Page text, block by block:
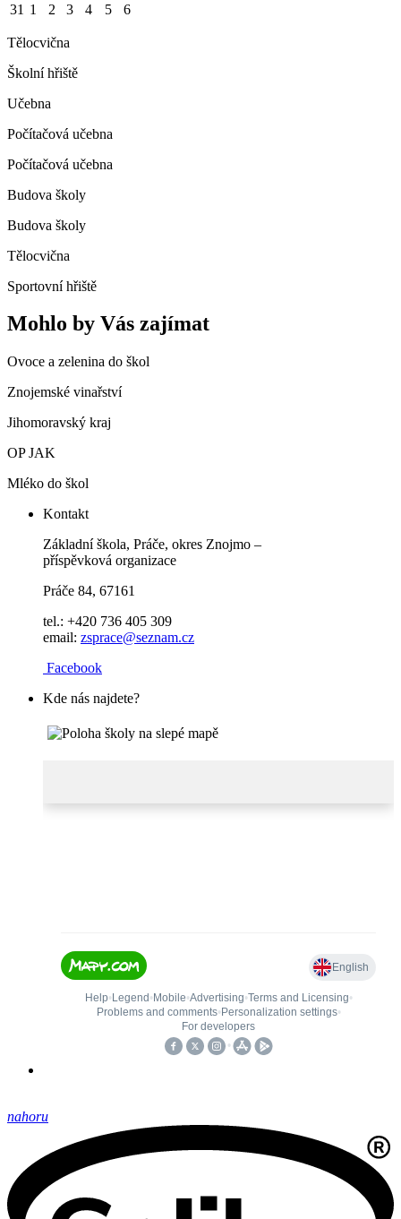
31 1 2 3 4 5 6
Tělocvična
Školní hřiště
Učebna
Počítačová učebna
Počítačová učebna
Budova školy
Budova školy
Tělocvična
Sportovní hřiště
Mohlo by Vás zajímat
Ovoce a zelenina do škol
Znojemské vinařství
Jihomoravský kraj
OP JAK
Mléko do škol
Kontakt
Základní škola, Práče, okres Znojmo –
příspěvková organizace
Práče 84, 67161
tel.: +420 736 405 309
email: zsprace@seznam.cz
Facebook
Kde nás najdete?
nahoru